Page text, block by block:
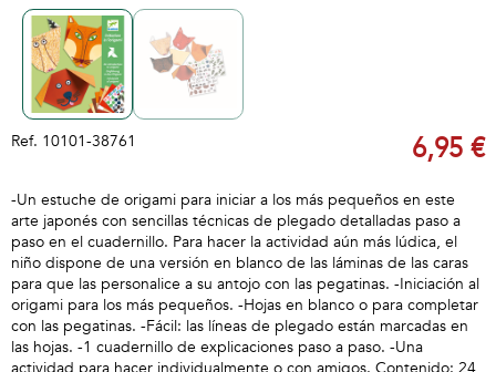
Ref. 10101-38761 6,95 €
-Un estuche de origami para iniciar a los más pequeños en este
arte japonés con sencillas técnicas de plegado detalladas paso a
paso en el cuadernillo. Para hacer la actividad aún más lúdica, el
niño dispone de una versión en blanco de las láminas de las caras
para que las personalice a su antojo con las pegatinas. -Iniciación al
origami para los más pequeños. -Hojas en blanco o para completar
con las pegatinas. -Fácil: las líneas de plegado están marcadas en
las hojas. -1 cuadernillo de explicaciones paso a paso. -Una